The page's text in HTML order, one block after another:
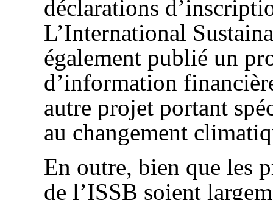
déclarations
L’International
également publié un
d’information
autre projet portant
au changement
En outre, bien que les
de l’ISSB soient